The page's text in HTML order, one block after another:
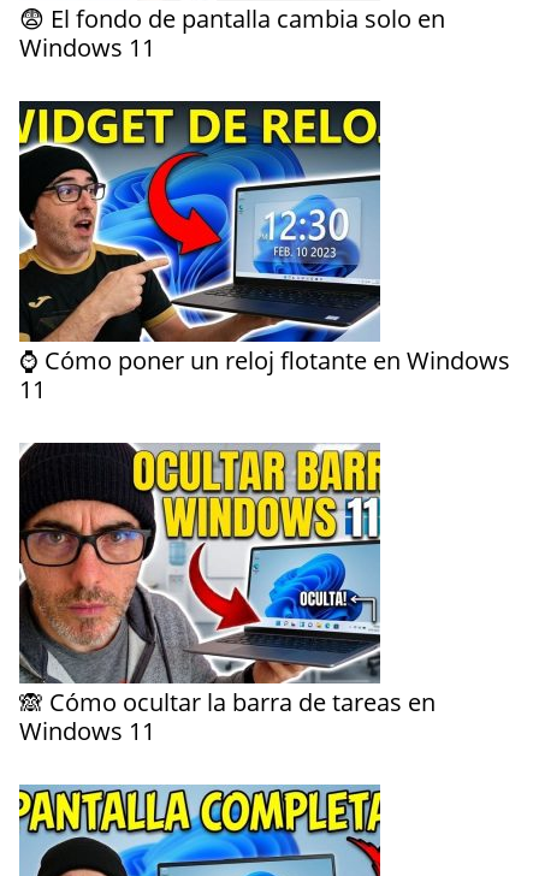
😨 El fondo de pantalla cambia solo en
Windows 11
⌚ Cómo poner un reloj flotante en Windows
11
🙈 Cómo ocultar la barra de tareas en
Windows 11